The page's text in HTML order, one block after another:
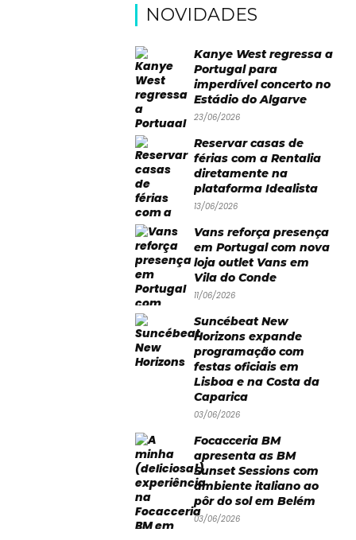
NOVIDADES
Kanye West regressa a
Portugal para
imperdível concerto no
Estádio do Algarve
23/06/2026
Reservar casas de
férias com a Rentalia
diretamente na
plataforma Idealista
13/06/2026
Vans reforça presença
em Portugal com nova
loja outlet Vans em
Vila do Conde
11/06/2026
Suncébeat New
Horizons expande
programação com
festas oficiais em
Lisboa e na Costa da
Caparica
03/06/2026
Focacceria BM
apresenta as BM
Sunset Sessions com
ambiente italiano ao
pôr do sol em Belém
03/06/2026